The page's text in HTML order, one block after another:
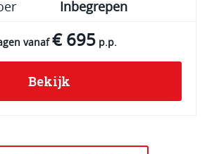
Inbegrepen
vanaf € 695p.p.
Bekijk